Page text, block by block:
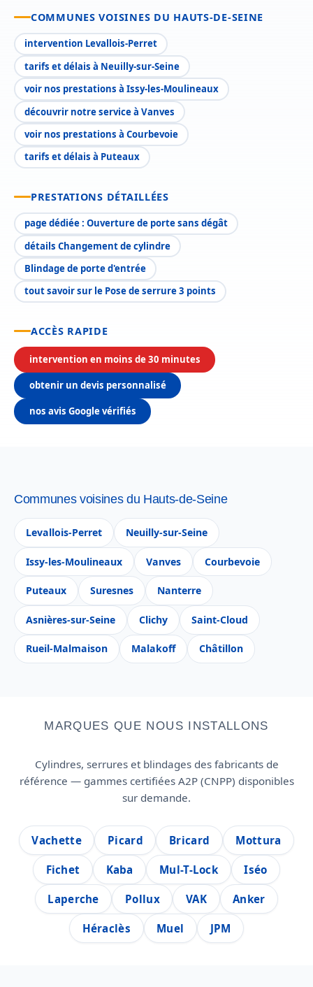
COMMUNES VOISINES DU HAUTS-DE-SEINE
intervention Levallois-Perret
tarifs et délais à Neuilly-sur-Seine
voir nos prestations à Issy-les-Moulineaux
découvrir notre service à Vanves
voir nos prestations à Courbevoie
tarifs et délais à Puteaux
PRESTATIONS DÉTAILLÉES
page dédiée : Ouverture de porte sans dégât
détails Changement de cylindre
Blindage de porte d'entrée
tout savoir sur le Pose de serrure 3 points
ACCÈS RAPIDE
intervention en moins de 30 minutes
obtenir un devis personnalisé
nos avis Google vérifiés
Communes voisines du Hauts-de-Seine
Levallois-Perret Neuilly-sur-Seine
Issy-les-Moulineaux Vanves Courbevoie
Puteaux Suresnes Nanterre
Asnières-sur-Seine Clichy Saint-Cloud
Rueil-Malmaison Malakoff Châtillon
MARQUES QUE NOUS INSTALLONS
Cylindres, serrures et blindages des fabricants de
référence — gammes certifiées A2P (CNPP) disponibles
sur demande.
Vachette Picard Bricard Mottura
Fichet Kaba Mul-T-Lock Iséo
Laperche Pollux VAK Anker
Héraclès Muel JPM